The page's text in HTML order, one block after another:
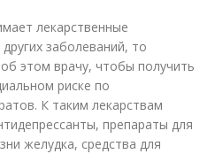
лекарственные
заболеваний, то
этом врачу, чтобы получить
риске по
К таким лекарствам
препараты для
желудка, средства для